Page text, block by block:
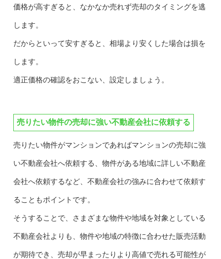
価格が高すぎると、なかなか売れず売却のタイミングを逃
します。
だからといって安すぎると、相場より安くした場合は損を
します。
適正価格の確認をおこない、設定しましょう。
売りたい物件の売却に強い不動産会社に依頼する
売りたい物件がマンションであればマンションの売却に強
い不動産会社へ依頼する、物件がある地域に詳しい不動産
会社へ依頼するなど、不動産会社の強みに合わせて依頼す
ることもポイントです。
そうすることで、さまざまな物件や地域を対象としている
不動産会社よりも、物件や地域の特徴に合わせた販売活動
が期待でき、売却が早まったりより高値で売れる可能性が